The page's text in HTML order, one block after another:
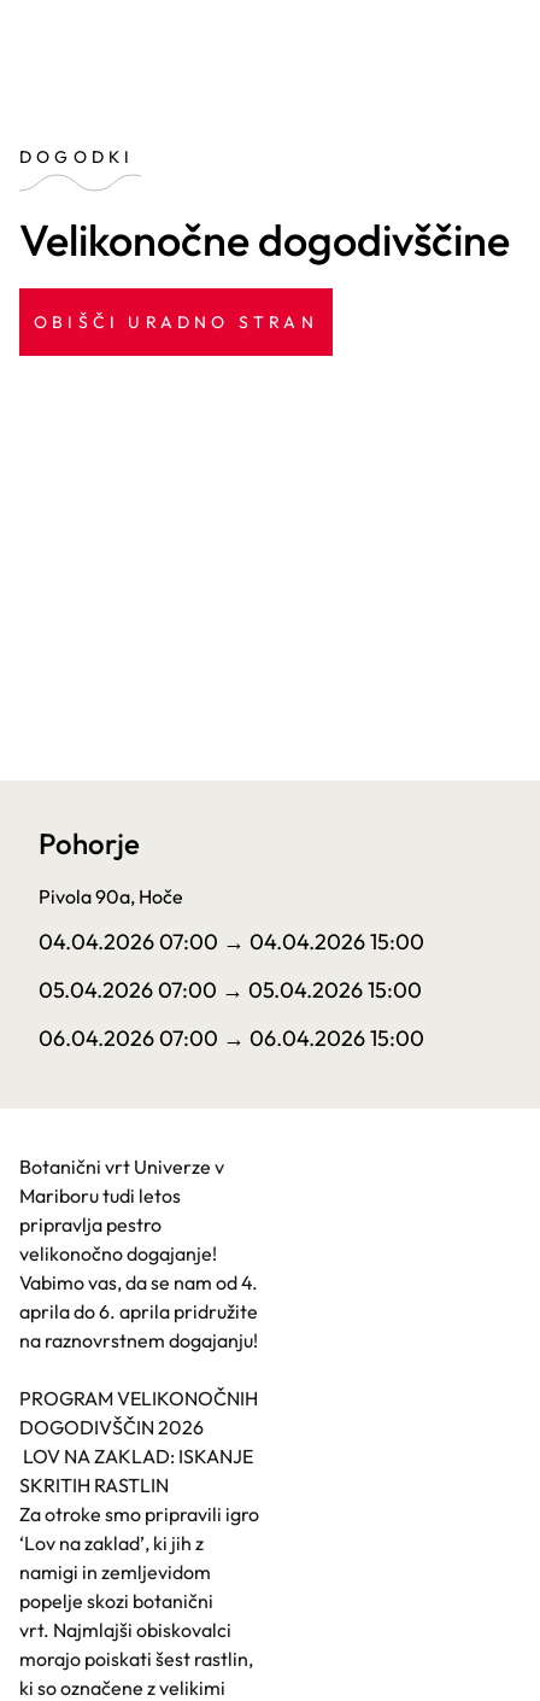
DOGODKI
Velikonočne dogodivščine
OBIŠČI URADNO STRAN
Pohorje
Pivola 90a, Hoče
04.04.2026 07:00 → 04.04.2026 15:00
05.04.2026 07:00 → 05.04.2026 15:00
06.04.2026 07:00 → 06.04.2026 15:00
Botanični vrt Univerze v
Mariboru tudi letos
pripravlja pestro
velikonočno dogajanje!
Vabimo vas, da se nam od 4.
aprila do 6. aprila pridružite
na raznovrstnem dogajanju!
PROGRAM VELIKONOČNIH
DOGODIVŠČIN 2026
LOV NA ZAKLAD: ISKANJE
SKRITIH RASTLIN
Za otroke smo pripravili igro
‘Lov na zaklad’, ki jih z
namigi in zemljevidom
popelje skozi botanični
vrt. Najmlajši obiskovalci
morajo poiskati šest rastlin,
ki so označene z velikimi